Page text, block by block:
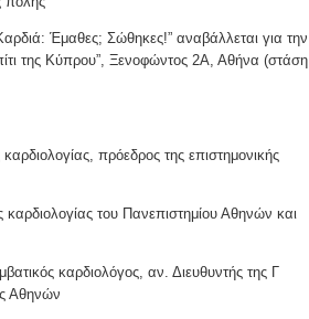
Έμαθες; Σώθηκες!” αναβάλλεται για την
της Κύπρου”, Ξενοφώντος 2Α, Αθήνα (στάση
πρόεδρος της επιστημονικής
καρδιολογίας του Πανεπιστημίου Αθηνών και
καρδιολόγος, αν. Διευθυντής της Γ
Αθηνών